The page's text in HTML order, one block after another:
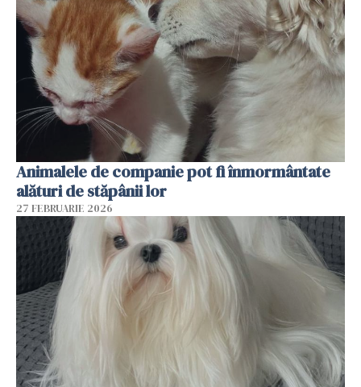
Animalele de companie pot fi înmormântate
alături de stăpânii lor
27 FEBRUARIE 2026